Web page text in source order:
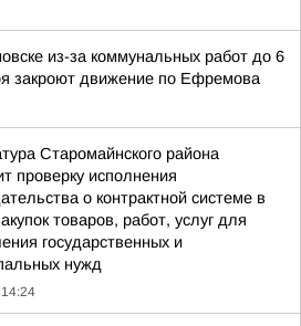
из-за коммунальных работ до 6
закроют движение по Ефремова
Старомайнского района
проверку исполнения
о контрактной системе в
товаров, работ, услуг для
государственных и
нужд
14:24